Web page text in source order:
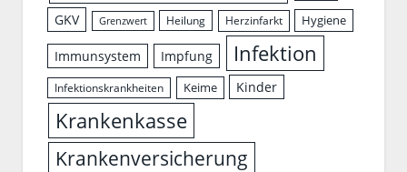
GKV Grenzwert Heilung Herzinfarkt Hygiene
Immunsystem Impfung Infektion
Infektionskrankheiten Keime Kinder
Krankenkasse
Krankenversicherung